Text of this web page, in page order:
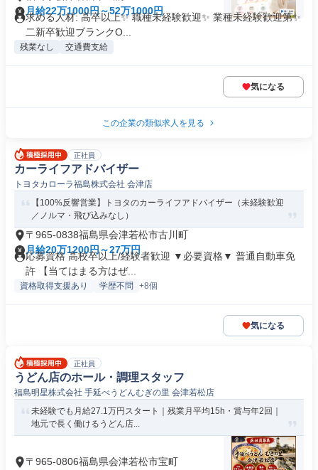
月給22万1000円～52万1000円
求める人材: 高卒以上✨ 職種未経験歓迎✨ 業種未経験歓迎第✨
二新卒歓迎ブランクO...
残業なし 交通費支給
気になる
この企業の類似求人を見る
正社員
カーライフアドバイザー
トヨタカローラ福島株式会社 会津店
【100%反響営業】トヨタのカーライフアドバイザー（未経験歓迎
／ノルマ・飛び込みなし）
〒965-0838福島県会津若松市古川町
月給20万1200円～27万円
応募資格 高校卒以上/経験者歓迎 ▼必要資格▼ 普通自動車免
許 【当てはまる方はぜ...
資格取得支援あり 学歴不問 +8個
気になる
正社員
うどん店のホール・調理スタッフ
福島明星株式会社 手延べうどんむぎの里 会津若松店
未経験でも月給27.1万円スタート｜残業月平均15h・賞与年2回｜
地元で長く働けるうどん店...
〒965-0806福島県会津若松市宝町